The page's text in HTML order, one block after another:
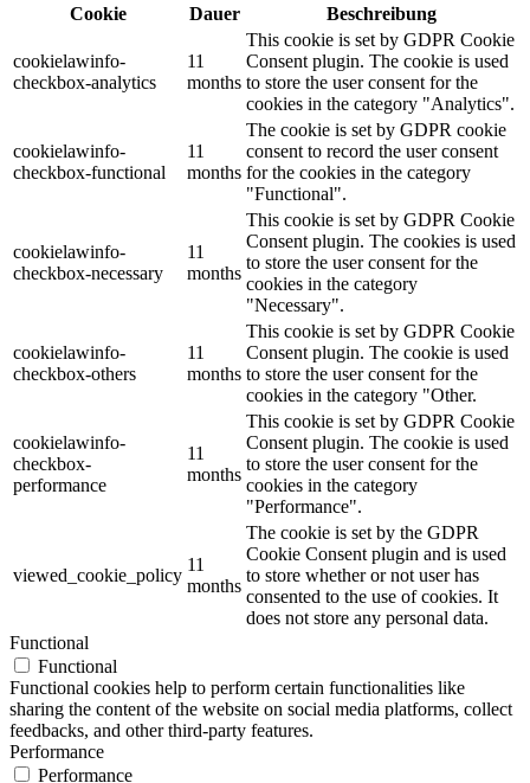
Cookie
Dauer Beschreibung
cookielawinfo-
checkbox-analytics
11
months
This cookie is set by GDPR Cookie
Consent plugin. The cookie is used
to store the user consent for the
cookies in the category "Analytics".
cookielawinfo-
checkbox-functional
11
months
The cookie is set by GDPR cookie
consent to record the user consent
for the cookies in the category
"Functional".
cookielawinfo-
checkbox-necessary
11
months
This cookie is set by GDPR Cookie
Consent plugin. The cookies is used
to store the user consent for the
cookies in the category
"Necessary".
cookielawinfo-
checkbox-others
11
months
This cookie is set by GDPR Cookie
Consent plugin. The cookie is used
to store the user consent for the
cookies in the category "Other.
cookielawinfo-
checkbox-
performance
11
months
This cookie is set by GDPR Cookie
Consent plugin. The cookie is used
to store the user consent for the
cookies in the category
"Performance".
viewed_cookie_policy
11
months
The cookie is set by the GDPR
Cookie Consent plugin and is used
to store whether or not user has
consented to the use of cookies. It
does not store any personal data.
Functional
Functional
Functional cookies help to perform certain functionalities like
sharing the content of the website on social media platforms, collect
feedbacks, and other third-party features.
Performance
Performance